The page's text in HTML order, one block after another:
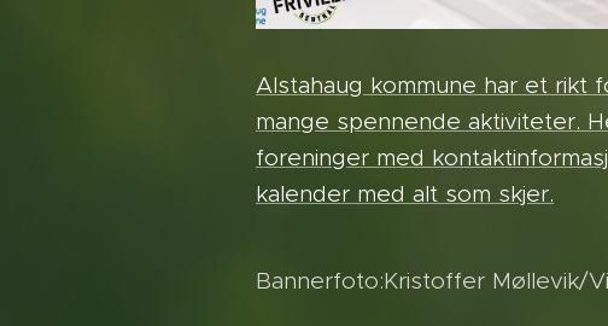
Alstahaug kommune har et rikt
mange spennende aktiviteter.
foreninger med
kalender med alt som skjer.
Bannerfoto:Kristoffer Møllevik/